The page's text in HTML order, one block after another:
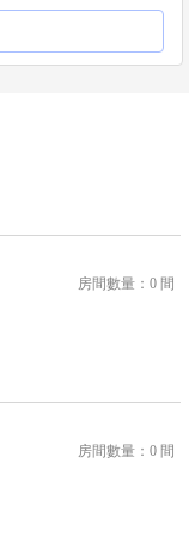
房間數量：0 間
房間數量：0 間